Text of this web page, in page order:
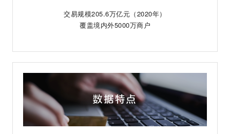
交易规模205.6万亿元（2020年）
覆盖境内外5000万商户
数据特点